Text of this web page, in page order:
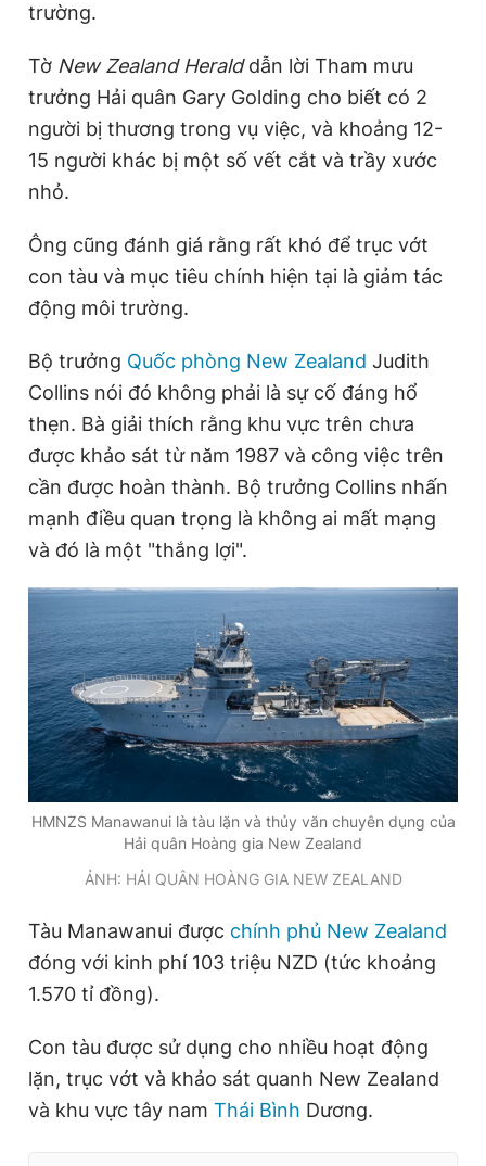
trường.
Tờ New Zealand Heralddẫn lời Tham mưu
trưởng Hải quân Gary Golding cho biết có 2
người bị thương trong vụ việc, và khoảng 12-
15 người khác bị một số vết cắt và trầy xước
nhỏ.
Ông cũng đánh giá rằng rất khó để trục vớt
con tàu và mục tiêu chính hiện tại là giảm tác
động môi trường.
Bộ trưởng Quốc phòng New Zealand Judith
Collins nói đó không phải là sự cố đáng hổ
thẹn. Bà giải thích rằng khu vực trên chưa
được khảo sát từ năm 1987 và công việc trên
cần được hoàn thành. Bộ trưởng Collins nhấn
mạnh điều quan trọng là không ai mất mạng
và đó là một "thắng lợi".
HMNZS Manawanui là tàu lặn và thủy văn chuyên dụng của
Hải quân Hoàng gia New Zealand
ẢNH: HẢI QUÂN HOÀNG GIA NEW ZEALAND
Tàu Manawanui được chính phủ New Zealand
đóng với kinh phí 103 triệu NZD (tức khoảng
1.570 tỉ đồng).
Con tàu được sử dụng cho nhiều hoạt động
lặn, trục vớt và khảo sát quanh New Zealand
và khu vực tây nam Thái Bình Dương.